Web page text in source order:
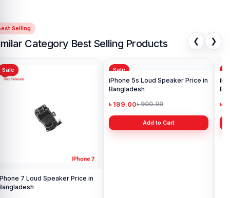
Selling
Category Best Selling Products ❮ ❯
Sale
7 Loud Speaker Price in
Sale